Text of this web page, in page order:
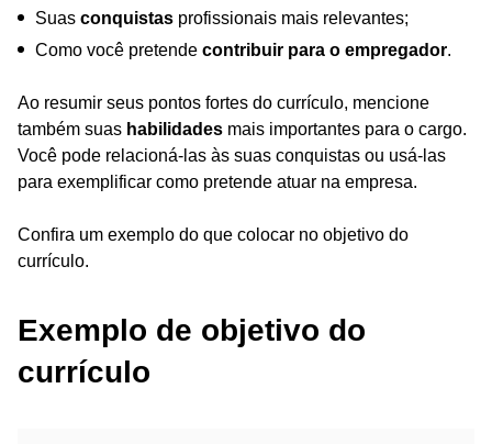
Suas conquistas profissionais mais relevantes;
Como você pretende contribuir para o empregador.
Ao resumir seus pontos fortes do currículo, mencione
também suas habilidades mais importantes para o cargo.
Você pode relacioná-las às suas conquistas ou usá-las
para exemplificar como pretende atuar na empresa.
Confira um exemplo do que colocar no objetivo do
currículo.
Exemplo de objetivo do
currículo